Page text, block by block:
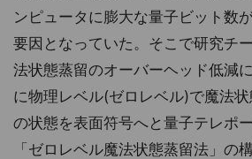
ンピュータに膨大な量子ビット数
要因となっていた。そこで研究チ
法状態蒸留のオーバーヘッド低減
に物理レベル(ゼロレベル)で魔法
の状態を表面符号へと量子テレポ
「ゼロレベル魔法状態蒸留法」の